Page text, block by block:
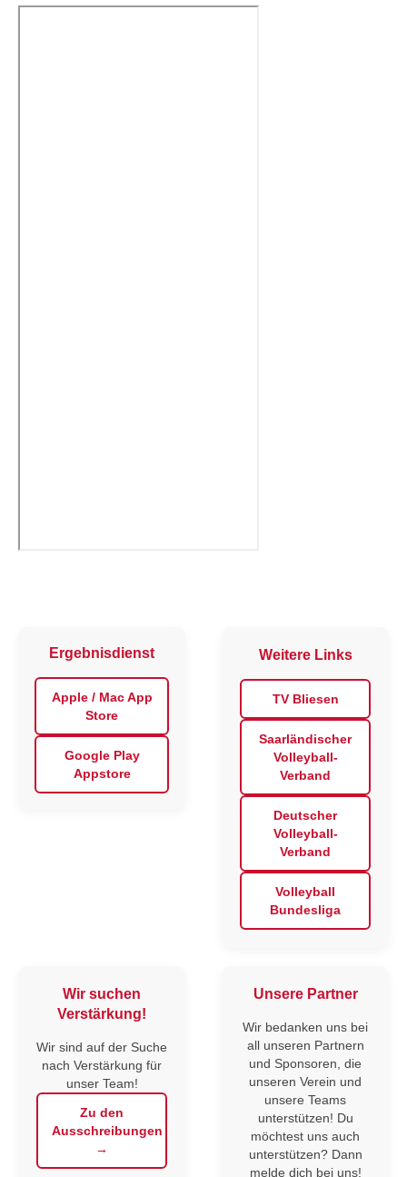
Ergebnisdienst
Apple / Mac App
Store
Google Play
Appstore
Weitere Links
TV Bliesen
Saarländischer
Volleyball-
Verband
Deutscher
Volleyball-
Verband
Volleyball
Bundesliga
Wir suchen
Verstärkung!
Wir sind auf der Suche
nach Verstärkung für
unser Team!
Zu den
Ausschreibungen
→
Unsere Partner
Wir bedanken uns bei
all unseren Partnern
und Sponsoren, die
unseren Verein und
unsere Teams
unterstützen! Du
möchtest uns auch
unterstützen? Dann
melde dich bei uns!